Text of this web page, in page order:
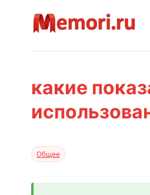
какие
Общее